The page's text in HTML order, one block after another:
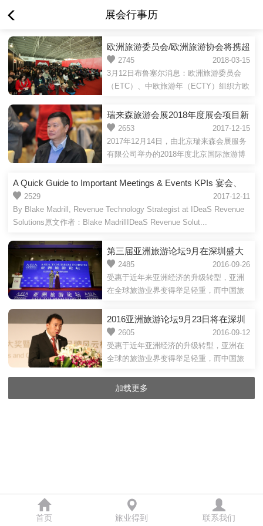
展会行事历
欧洲旅游委员会/欧洲旅游协会将携超
大展团出席COTTM2018并联合推
出“2018中欧旅游年”主题活动
2018-03-15
2745
3月12日布鲁塞尔消息：欧洲旅游委员会
（ETC）、中欧旅游年（ECTY）组织方欧
为第十四届中国出境旅游交...
瑞来森旅游会展2018年度展会项目新
闻发布会
2017-12-15
2653
2017年12月14日，由北京瑞来森会展服务
有限公司举办的2018年度北京国际旅游博
闲旅游博览会、西安丝绸...
A Quick Guide to Important Meetings & Events KPIs 宴会、
会议场地重要KPI快速指南
2017-12-11
2529
By Blake Madrill, Revenue Technology Strategist at IDeaS Revenue
Solutions原文作者：Blake MadrillIDeaS Revenue Solut...
第三届亚洲旅游论坛9月在深圳盛大
举行
2016-09-26
2485
受惠于近年来亚洲经济的升级转型，亚洲
在全球旅游业界变得举足轻重，而中国旅
长，为亚洲乃至世界各国...
2016亚洲旅游论坛9月23日将在深圳
洲际酒店举行
2016-09-12
2605
受惠于近年亚洲经济的升级转型，亚洲在
全球的旅游业界变得举足轻重，而中国旅
长，为亚洲乃至世界各国...
加载更多
首页 旅业得到 联系我们